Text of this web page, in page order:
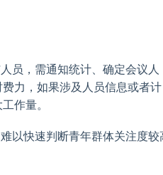
员，需通知统计、确定会议人
力，如果涉及人员信息或者计
作量。
以快速判断青年群体关注度较